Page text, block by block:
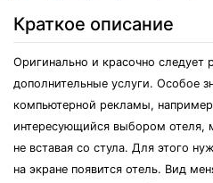
Краткое описание
Оригинально и красочно следует
дополнительные услуги. Особое
компьютерной рекламы, например
интересующийся выбором
не вставая со стула. Для этого
на экране появится отель. Вид